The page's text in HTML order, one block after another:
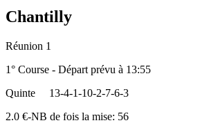
Chantilly
Réunion 1
1° Course - Départ prévu à 13:55
Quinte
13-4-1-10-2-7-6-3
2.0 €-NB de fois la mise: 56